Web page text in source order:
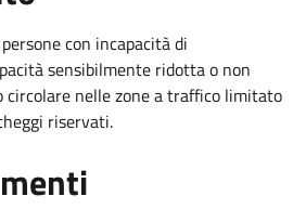
con incapacità di
sensibilmente ridotta o non
circolare nelle zone a traffico limitato
riservati.